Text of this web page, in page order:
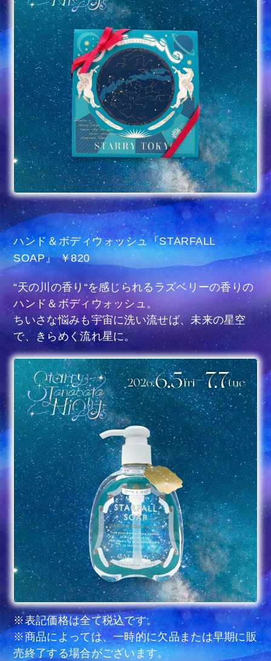
ハンド＆ボディウォッシュ『STARFALL
SOAP』 ￥820
“天の川の香り“を感じられるラズベリーの香りの
ハンド＆ボディウォッシュ。
ちいさな悩みも宇宙に洗い流せば、未来の星空
で、きらめく流れ星に。
※表記価格は全て税込です。
※商品によっては、一時的に欠品または早期に販
売終了する場合がございます。